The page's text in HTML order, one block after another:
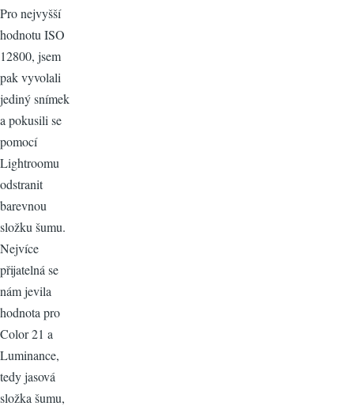
Pro nejvyšší
hodnotu ISO
12800, jsem
pak vyvolali
jediný snímek
a pokusili se
pomocí
Lightroomu
odstranit
barevnou
složku šumu.
Nejvíce
přijatelná se
nám jevila
hodnota pro
Color 21 a
Luminance,
tedy jasová
složka šumu,